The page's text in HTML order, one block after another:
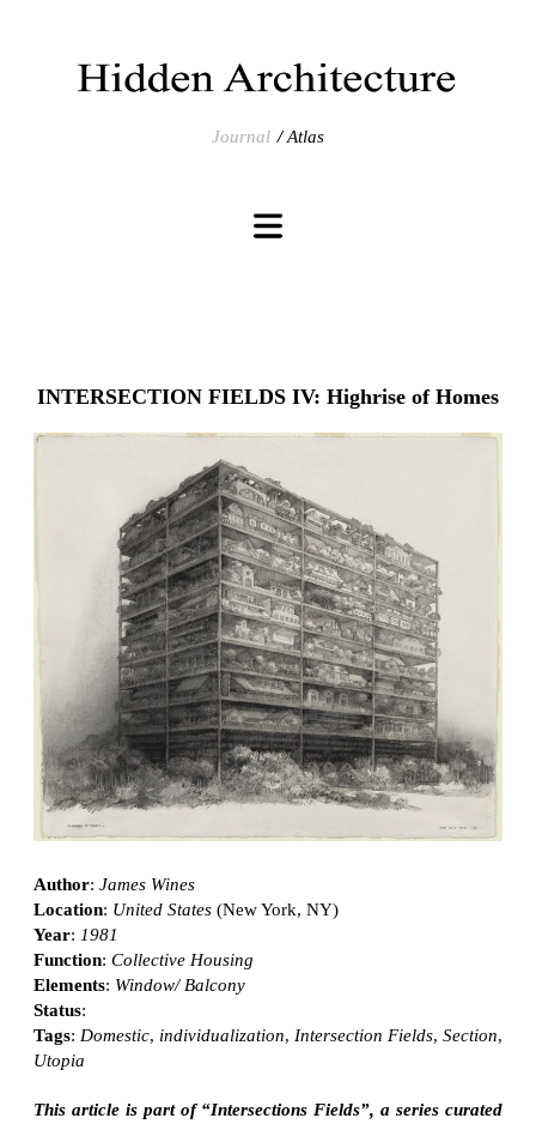
Journal Atlas
INTERSECTION FIELDS IV: Highrise of Homes
Author: James Wines
Location: United States (New York, NY)
Year: 1981
Function: Collective Housing
Elements: Window/ Balcony
Status:
Tags: Domestic, individualization, Intersection Fields, Section,
Utopia
This article is part of “Intersections Fields”, a series curated